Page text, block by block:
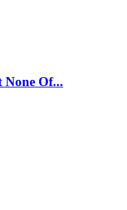
None Of...